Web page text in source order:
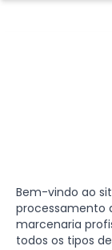
Bem-vindo ao
processamento
marcenaria
todos os tipos